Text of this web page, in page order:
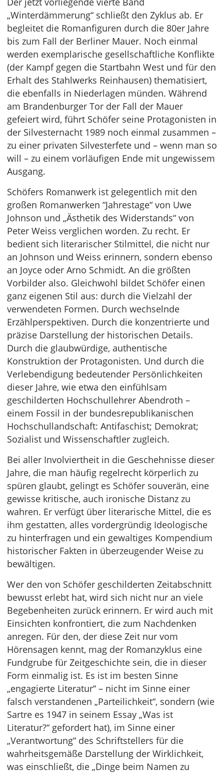
„Winterdämmerung“ schließt den Zyklus ab. Er
begleitet die Romanfiguren durch die 80er Jahre
bis zum Fall der Berliner Mauer. Noch einmal
werden exemplarische gesellschaftliche Konflikte
(der Kampf gegen die Startbahn West und für den
Erhalt des Stahlwerks Reinhausen) thematisiert,
die ebenfalls in Niederlagen münden. Während
am Brandenburger Tor der Fall der Mauer
gefeiert wird, führt Schöfer seine Protagonisten in
der Silvesternacht 1989 noch einmal zusammen –
zu einer privaten Silvesterfete und – wenn man so
will – zu einem vorläufigen Ende mit ungewissem
Ausgang.
Schöfers Romanwerk ist gelegentlich mit den
großen Romanwerken “Jahrestage“ von Uwe
Johnson und „Ästhetik des Widerstands“ von
Peter Weiss verglichen worden. Zu recht. Er
bedient sich literarischer Stilmittel, die nicht nur
an Johnson und Weiss erinnern, sondern ebenso
an Joyce oder Arno Schmidt. An die größten
Vorbilder also. Gleichwohl bildet Schöfer einen
ganz eigenen Stil aus: durch die Vielzahl der
verwendeten Formen. Durch wechselnde
Erzählperspektiven. Durch die konzentrierte und
präzise Darstellung der historischen Details.
Durch die glaubwürdige, authentische
Konstruktion der Protagonisten. Und durch die
Verlebendigung bedeutender Persönlichkeiten
dieser Jahre, wie etwa den einfühlsam
geschilderten Hochschullehrer Abendroth –
einem Fossil in der bundesrepublikanischen
Hochschullandschaft: Antifaschist; Demokrat;
Sozialist und Wissenschaftler zugleich.
Bei aller Involviertheit in die Geschehnisse dieser
Jahre, die man häufig regelrecht körperlich zu
spüren glaubt, gelingt es Schöfer souverän, eine
gewisse kritische, auch ironische Distanz zu
wahren. Er verfügt über literarische Mittel, die es
ihm gestatten, alles vordergründig Ideologische
zu hinterfragen und ein gewaltiges Kompendium
historischer Fakten in überzeugender Weise zu
bewältigen.
Wer den von Schöfer geschilderten Zeitabschnitt
bewusst erlebt hat, wird sich nicht nur an viele
Begebenheiten zurück erinnern. Er wird auch mit
Einsichten konfrontiert, die zum Nachdenken
anregen. Für den, der diese Zeit nur vom
Hörensagen kennt, mag der Romanzyklus eine
Fundgrube für Zeitgeschichte sein, die in dieser
Form einmalig ist. Es ist im besten Sinne
„engagierte Literatur“ – nicht im Sinne einer
falsch verstandenen „Parteilichkeit“, sondern (wie
Sartre es 1947 in seinem Essay „Was ist
Literatur?“ gefordert hat), im Sinne einer
„Verantwortung“ des Schriftstellers für die
wahrheitsgemäße Darstellung der Wirklichkeit,
was einschließt, die „Dinge beim Namen zu